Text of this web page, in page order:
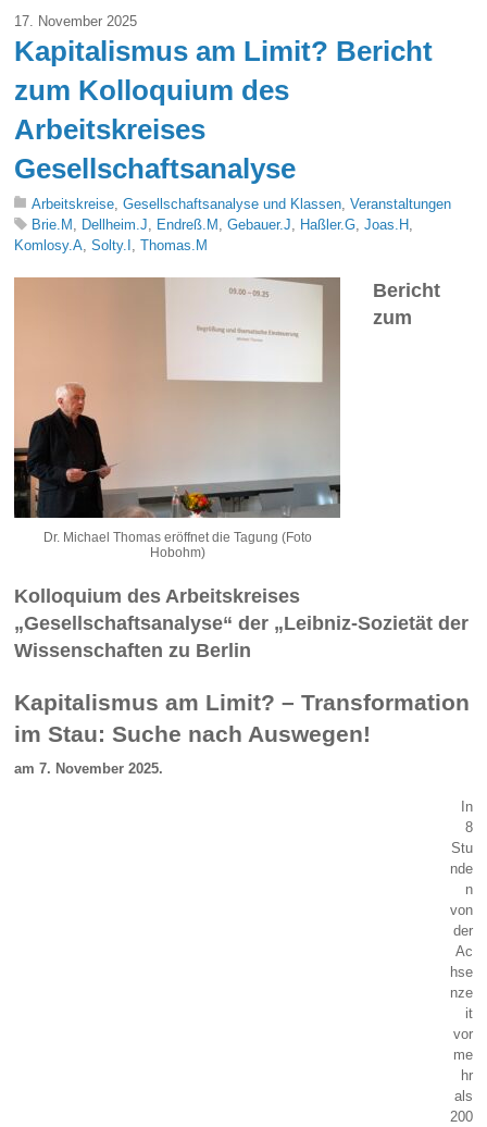
17. November 2025
Kapitalismus am Limit? Bericht
zum Kolloquium des
Arbeitskreises
Gesellschaftsanalyse
Arbeitskreise ,Gesellschaftsanalyse und Klassen ,Veranstaltungen
Brie.M
Dellheim.J Endreß.M ,Gebauer.J Haßler.G ,Joas.H
Komlosy.A ,Solty.I ,Thomas.M
Dr. Michael Thomas eröffnet die Tagung (Foto
Hobohm)
Bericht
zum
Kolloquium des Arbeitskreises
„Gesellschaftsanalyse“ der „Leibniz-Sozietät der
Wissenschaften zu Berlin
Kapitalismus am Limit? – Transformation
im Stau: Suche nach Auswegen!
am 7. November 2025.
In
8
Stu
nde
n
von
der
Ac
hse
nze
it
vor
me
hr
als
200